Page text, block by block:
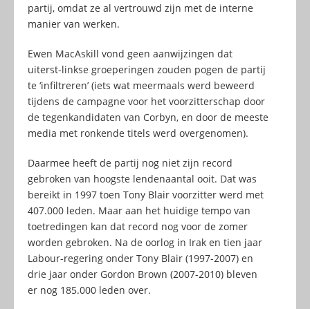
partij, omdat ze al vertrouwd zijn met de interne
manier van werken.
Ewen MacAskill vond geen aanwijzingen dat
uiterst-linkse groeperingen zouden pogen de partij
te ‘infiltreren’ (iets wat meermaals werd beweerd
tijdens de campagne voor het voorzitterschap door
de tegenkandidaten van Corbyn, en door de meeste
media met ronkende titels werd overgenomen).
Daarmee heeft de partij nog niet zijn record
gebroken van hoogste lendenaantal ooit. Dat was
bereikt in 1997 toen Tony Blair voorzitter werd met
407.000 leden. Maar aan het huidige tempo van
toetredingen kan dat record nog voor de zomer
worden gebroken. Na de oorlog in Irak en tien jaar
Labour-regering onder Tony Blair (1997-2007) en
drie jaar onder Gordon Brown (2007-2010) bleven
er nog 185.000 leden over.